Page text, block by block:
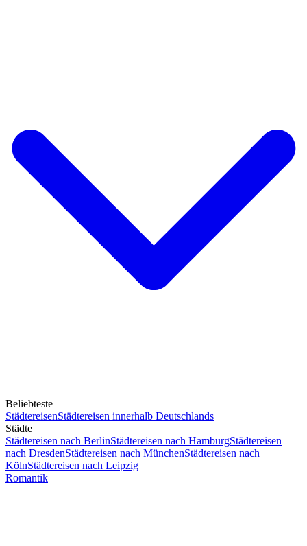
Beliebteste
StädtereisenStädtereisen innerhalb Deutschlands
Städte
Städtereisen nach BerlinStädtereisen nach HamburgStädtereisen
nach DresdenStädtereisen nach MünchenStädtereisen nach
KölnStädtereisen nach Leipzig
Romantik